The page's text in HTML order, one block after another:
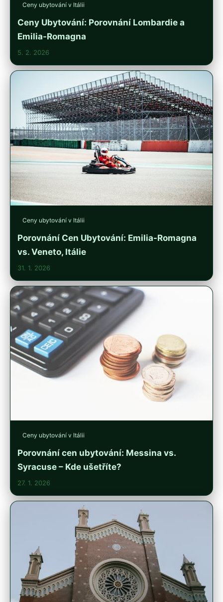
Ceny ubytování v Itálii
Ceny Ubytování: Porovnání Lombardie a
Emilia-Romagna
5. 2. 2026
Ceny ubytování v Itálii
Porovnání Cen Ubytování: Emilia-Romagna
vs. Veneto, Itálie
31. 1. 2026
Ceny ubytování v Itálii
Porovnání cen ubytování: Messina vs.
Syracuse – Kde ušetříte?
27. 1. 2026